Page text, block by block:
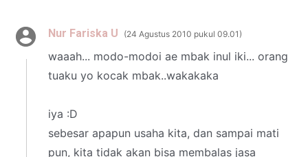
Nur Fariska U 24 Agustus 2010 pukul 09.01
waaah... modo-modoi ae mbak inul iki... orang
tuaku yo kocak mbak..wakakaka
iya :D
sebesar apapun usaha kita, dan sampai mati
pun, kita tidak akan bisa membalas jasa